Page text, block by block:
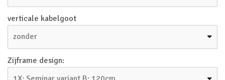
verticale kabelgoot
zonder
Zijframe design: